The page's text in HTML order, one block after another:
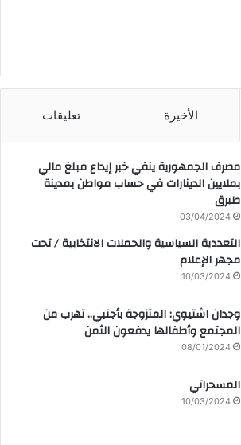
الأخيرة تعليقات
مصرف الجمهورية ينفي خبر إيداع مبلغ مالي
بملايين الدينارات في حساب مواطن بمدينة
طبرق
03/04/2024
التعددية السياسية والحملات الانتخابية / تحت
مجهر الإعلام
10/03/2024
وجدان اشتيوي: المتزوجة بأجنبي.. تهرب من
المجتمع وأطفالها يدفعون الثمن
08/01/2024
المسحراتي
10/03/2024